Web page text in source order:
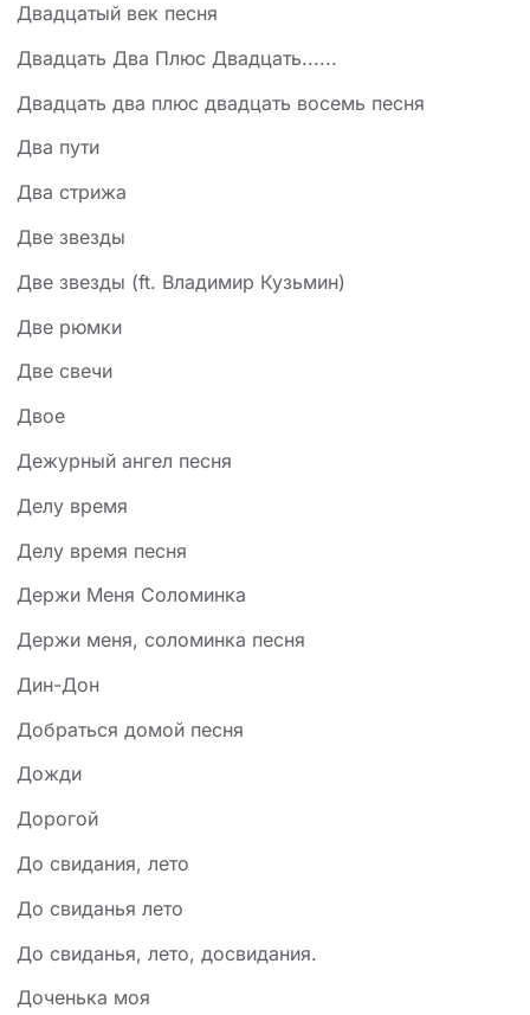
Двадцатый век песня
Двадцать Два Плюс Двадцать......
Двадцать два плюс двадцать восемь песня
Два пути
Два стрижа
Две звезды
Две звезды (ft. Владимир Кузьмин)
Две рюмки
Две свечи
Двое
Дежурный ангел песня
Делу время
Делу время песня
Держи Меня Соломинка
Держи меня, соломинка песня
Дин-Дон
Добраться домой песня
Дожди
Дорогой
До свидания, лето
До свиданья лето
До свиданья, лето, досвидания.
Доченька моя